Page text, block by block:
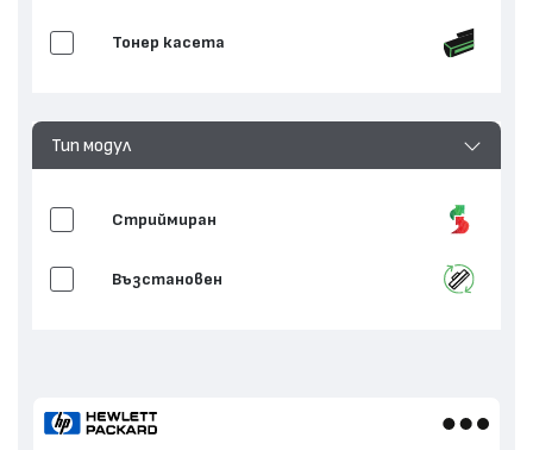
Тонер касета
Тип модул
Стриймиран
Възстановен